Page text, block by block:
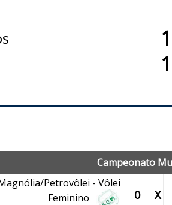
Campeonato
Petrovôlei - Vôlei
Feminino
0 X